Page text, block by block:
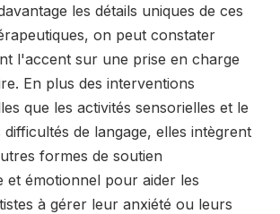
les détails uniques de ces
on peut constater
l'accent sur une prise en charge
En plus des interventions
que les activités sensorielles et le
difficultés de langage, elles intègrent
formes de soutien
et émotionnel pour aider les
à gérer leur anxiété ou leurs